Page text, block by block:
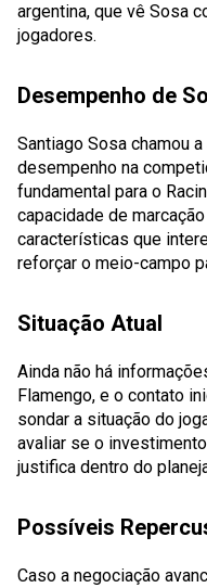
argentina, que vê Sosa
jogadores.
Desempenho de
Santiago Sosa chamou
desempenho na
fundamental para o
capacidade de
características que
reforçar o meio-campo
Situação Atual
Ainda não há
Flamengo, e o contato
sondar a situação do
avaliar se o
justifica dentro do
Possíveis
Caso a negociação